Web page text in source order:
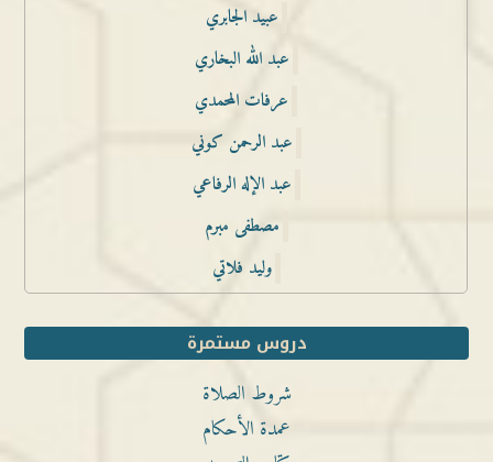
عبيد الجابري
عبد الله البخاري
عرفات المحمدي
عبد الرحمن كوني
عبد الإله الرفاعي
مصطفى مبرم
وليد فلاتي
دروس مستمرة
شروط الصلاة
عمدة الأحكام